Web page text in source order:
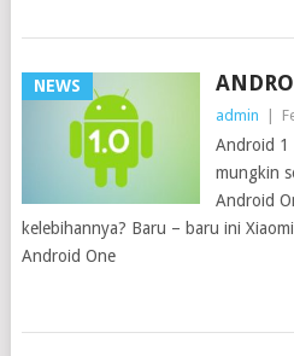
NEWS
admin
Android 1
mungkin
Android
kelebihannya? Baru – baru ini
Android One